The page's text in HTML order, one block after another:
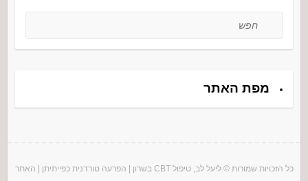
מפת האתר
כל הזכויות שמורות © ליעל לב, טיפול CBT בשרון | הפרעה טורדנית כפייתיתן | האתר